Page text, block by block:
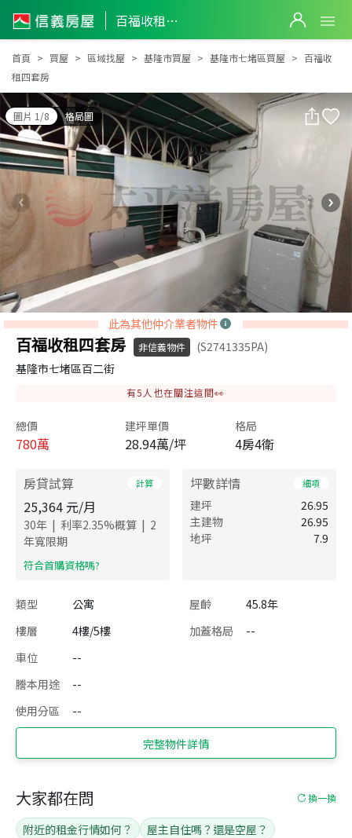
百福收租四套房
百福收租四套房
首頁 買屋 區域找屋 基隆市買屋 基隆市七堵區買屋
百福收
租四套房
圖片 1/8 格局圖
此為其他仲介業者物件
百福收租四套房 非信義物件
(S2741335PA)
基隆市七堵區百二街
有5 人也在關注這間👀
總價
780萬
建坪單價
28.94萬/坪
格局
4房4衛
房貸試算 計算
25,364 元/月
30年 | 利率2.35%概算 | 2
年寬限期
​符合首購資格嗎?
坪數詳情 細項
建坪
26.95
主建物
26.95
地坪
7.9
類型 公寓 屋齡
45.8年
樓層
4樓/5樓 加蓋格局
--
車位
--
謄本用途
--
使用分區
--
完整物件詳情
大家都在問 換一換
附近的租金行情如何？
屋主自住嗎？還是空屋？